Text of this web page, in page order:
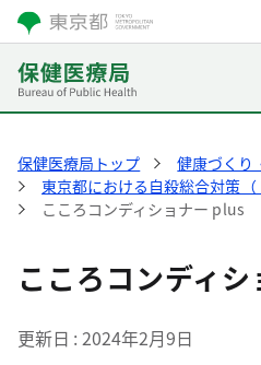
保健医療局トップ
健康づくり
東京都における自殺総合対策（
こころコンディショナー plus
こころコンディ
更新日 2024年2月9日